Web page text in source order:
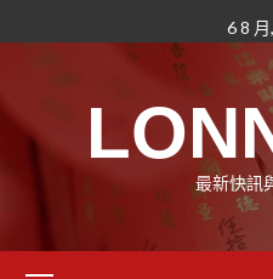
to
6 8
最新快訊